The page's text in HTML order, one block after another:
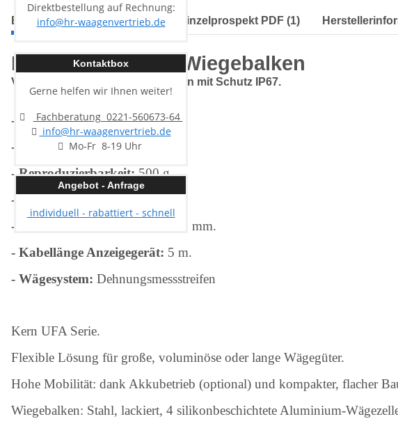
Kontaktbox
Gerne helfen wir Ihnen weiter!
Fachberatung 0221-560673-64
info@hr-waagenvertrieb.de
Mo-Fr 8-19 Uhr
Direktbestellung auf Rechnung:
info@hr-waagenvertrieb.de
Angebot - Anfrage
individuell - rabattiert - schnell
Beschreibung Technisches Einzelprospekt PDF (1)
Kern UFA 1.5T0.5 Wiegebalken
Vielseitig einsetzbare Wiegebalken mit Schutz IP67.
- Wägebereich:1500 kg.
- Ablesbarkeit:500 g.
- Reproduzierbarkeit:500 g.
- Linearität:
- Wägeplatte:
1200 x 120 x 100 mm.
- Kabellänge Anzeigegerät: 5 m.
- Wägesystem: Dehnungsmessstreifen
Kern UFA Serie.
Flexible Lösung für große, voluminöse oder lange Wägegüter.
Hohe Mobilität: dank Akkubetrieb (optional) und kompakter, flacher
Wiegebalken: Stahl, lackiert, 4 silikonbeschichtete Aluminium-